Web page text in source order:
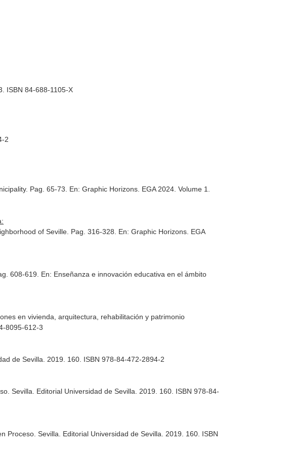
ISBN 84-688-1105-X
2
Pag. 65-73. En: Graphic Horizons. EGA 2024. Volume 1
of Seville. Pag. 316-328. En: Graphic Horizons. EGA
608-619. En: Enseñanza e innovación educativa en el ámbito
en vivienda, arquitectura, rehabilitación y patrimonio
8095-612-3
de Sevilla. 2019. 160. ISBN 978-84-472-2894-2
. Sevilla. Editorial Universidad de Sevilla. 2019. 160. ISBN 978-84-
Proceso . Sevilla. Editorial Universidad de Sevilla. 2019. 160. ISBN